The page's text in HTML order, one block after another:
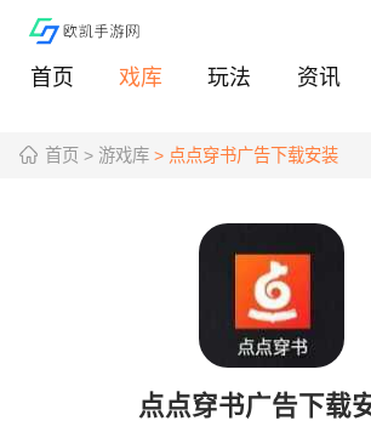
首页 戏库 玩法 资讯
首页 > 游戏库 > 点点穿书广告下载安装
点点穿书广告下载